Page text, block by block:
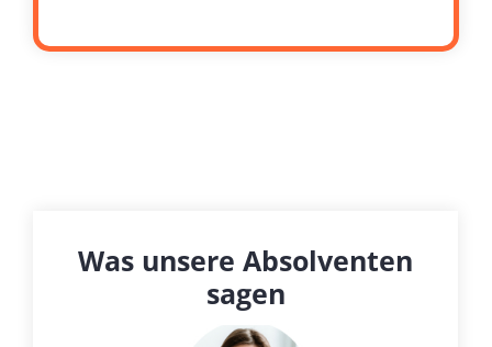
Was unsere Absolventen
sagen